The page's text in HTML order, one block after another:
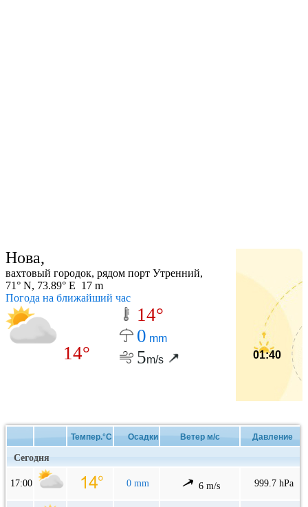
Нова,
вахтовый городок, рядом порт Утренний,
71° N, 73.89° E 17 m
Погода на ближайший час
14°
14°
0 mm
5m/s 01:40
Темпер.°C Осадки Ветер м/с Давление
Сегодня
17:00 0 mm 6 m/s 999.7 hPa